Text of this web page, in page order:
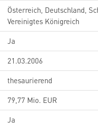
Österreich, Deutschland,
Vereinigtes Königreich
Ja
21.03.2006
thesaurierend
79,77 Mio. EUR
Ja